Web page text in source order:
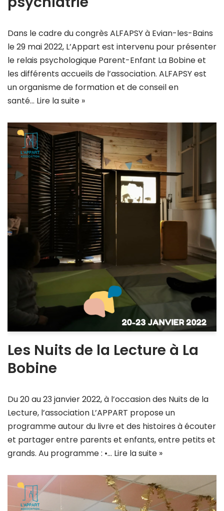
Dans le cadre du congrès ALFAPSY à Evian-les-Bains
le 29 mai 2022, L’Appart est intervenu pour présenter
le relais psychologique Parent-Enfant La Bobine et
les différents accueils de l’association. ALFAPSY est
un organisme de formation et de conseil en
santé… Lire la suite »
Les Nuits de la Lecture à La
Bobine
Du 20 au 23 janvier 2022, à l’occasion des Nuits de la
Lecture, l’association L’APPART propose un
programme autour du livre et des histoires à écouter
et partager entre parents et enfants, entre petits et
grands. Au programme : •… Lire la suite »